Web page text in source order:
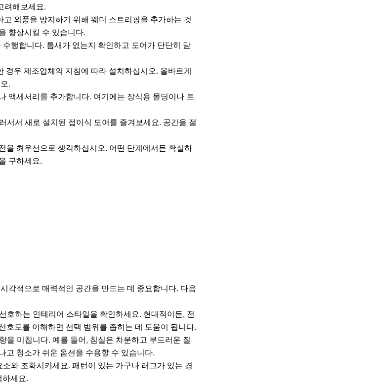
려해보세요.
외풍을 방지하기 위해 웨더 스트리핑을 추가하는 것
향상시킬 수 있습니다.
행합니다. 틈새가 없는지 확인하고 도어가 단단히 닫
경우 제조업체의 지침에 따라 설치하십시오. 올바르게
.
액세서리를 추가합니다. 여기에는 장식용 몰딩이나 트
서서 새로 설치된 접이식 도어를 즐겨보세요. 공간을 절
을 최우선으로 생각하십시오. 어떤 단계에서든 확실하
구하세요.
각적으로 매력적인 공간을 만드는 데 중요합니다. 다음
호하는 인테리어 스타일을 확인하세요. 현대적이든, 전
도를 이해하면 선택 범위를 좁히는 데 도움이 됩니다.
을 미칩니다. 예를 들어, 침실은 차분하고 부드러운 질
고 청소가 쉬운 옵션을 수용할 수 있습니다.
와 조화시키세요. 패턴이 있는 가구나 러그가 있는 경
세요.